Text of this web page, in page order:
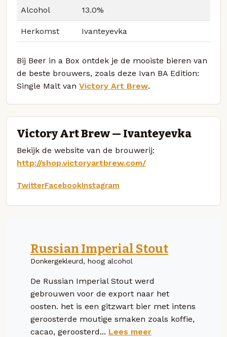
Alcohol 13.0%
Herkomst Ivanteyevka
Bij Beer in a Box ontdek je de mooiste bieren van
de beste brouwers, zoals deze Ivan BA Edition:
Single Malt van Victory Art Brew.
Victory Art Brew — Ivanteyevka
Bekijk de website van de brouwerij:
http://shop.victoryartbrew.com/
TwitterFacebookInstagram
Russian Imperial Stout
Donkergekleurd, hoog alcohol
De Russian Imperial Stout werd
gebrouwen voor de export naar het
oosten. het is een gitzwart bier met intens
geroosterde moutige smaken zoals koffie,
cacao, geroosterd... Lees meer